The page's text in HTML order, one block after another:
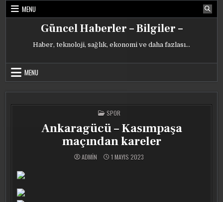
Skip
MENU
Güncel Haberler – Bilgiler –
Haber, teknoloji, sağlık, ekonomi ve daha fazlası…
MENU
POSTED
IN
SPOR
Ankaragücü – Kasımpaşa
maçından kareler
ADMIN 1 MAYIS 2023